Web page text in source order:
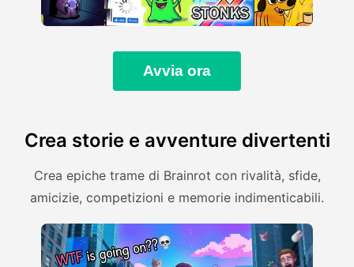
Avvia ora
Crea storie e avventure divertenti
Crea epiche trame di Brainrot con rivalità, sfide,
amicizie, competizioni e memorie indimenticabili.